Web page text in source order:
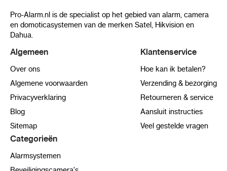
Pro-Alarm.nl is de specialist op het gebied van alarm, camera
en domoticasystemen van de merken Satel, Hikvision en
Dahua.
Algemeen
Over ons
Algemene voorwaarden
Privacyverklaring
Blog
Sitemap
Klantenservice
Hoe kan ik betalen?
Verzending & bezorging
Retourneren & service
Aansluit instructies
Veel gestelde vragen
Categorieën
Alarmsystemen